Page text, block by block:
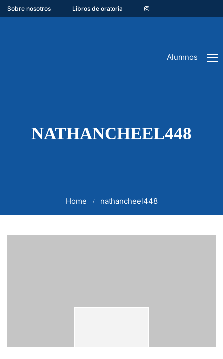
Sobre nosotros Libros de oratoria
Alumnos
NATHANCHEEL448
Home nathancheel448